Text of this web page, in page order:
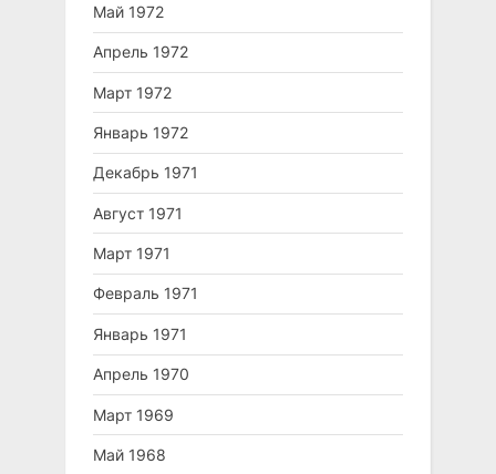
Май 1972
Апрель 1972
Март 1972
Январь 1972
Декабрь 1971
Август 1971
Март 1971
Февраль 1971
Январь 1971
Апрель 1970
Март 1969
Май 1968